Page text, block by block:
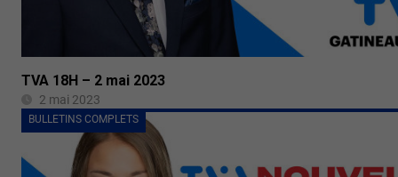
TVA 18H – 2 mai 2023
2 mai 2023
BULLETINS COMPLETS